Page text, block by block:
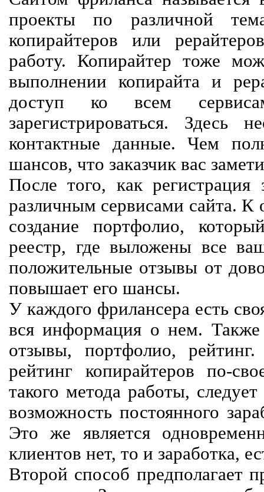
проекты по различной
копирайтеров или
работу. Копирайтер тоже
выполнении копирайта и
доступ ко всем
зарегистрироваться. Здесь
контактные данные. Чем
шансов, что заказчик вас
После того, как регистрация
различным сервисами сайта. К
создание портфолио,
реестр, где выложены все
положительные отзывы от
повышает его шансы.
У каждого фрилансера есть
вся информация о нем. Также
отзывы, портфолио,
рейтинг копирайтеров по-
такого метода работы,
возможность постоянного
Это же является
клиентов нет, то и заработка,
Второй способ предполагает